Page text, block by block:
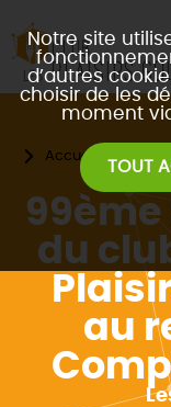
Notre site
d’autres
choisir de les
moment
TOUT
Accueil Les
99ème
du
au